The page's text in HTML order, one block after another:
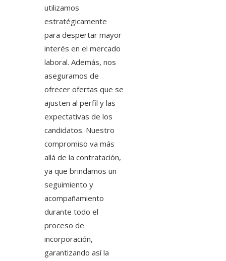
utilizamos
estratégicamente
para despertar mayor
interés en el mercado
laboral. Además, nos
aseguramos de
ofrecer ofertas que se
ajusten al perfil y las
expectativas de los
candidatos. Nuestro
compromiso va más
allá de la contratación,
ya que brindamos un
seguimiento y
acompañamiento
durante todo el
proceso de
incorporación,
garantizando así la